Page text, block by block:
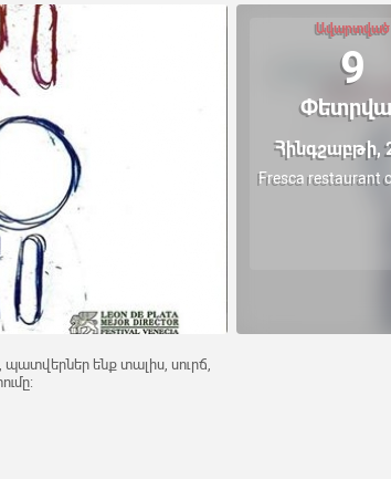
Ավարտված
9
Հինգշաբթի,
Fresca restaurant
ենք տալիս, սուրճ,